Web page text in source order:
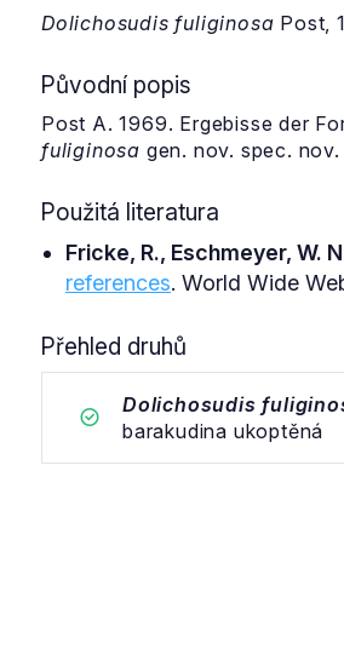
Dolichosudis fuliginosa Post,
Původní popis
Post A. 1969. Ergebisse der
fuliginosa gen. nov. spec.
Použitá literatura
Fricke, R., Eschmeyer, W.
references. World Wide
Přehled druhů
Dolichosudis
barakudina ukoptěná